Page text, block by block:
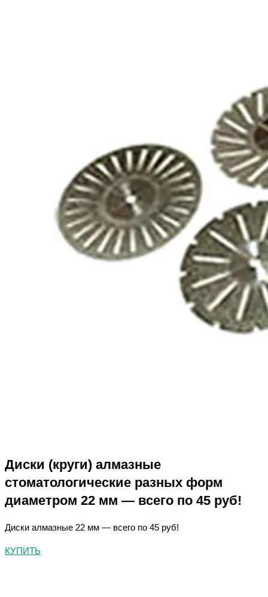
Диски (круги) алмазные
стоматологические разных форм
диаметром 22 мм — всего по 45 руб!
Диски алмазные 22 мм — всего по 45 руб!
КУПИТЬ